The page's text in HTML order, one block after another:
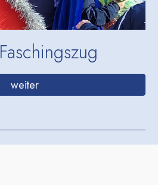
Faschingszug
weiter